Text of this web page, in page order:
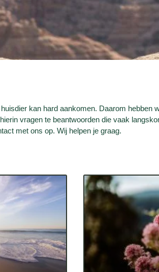
kan hard aankomen. Daarom hebben
vragen te beantwoorden die vaak
met ons op. Wij helpen je graag.